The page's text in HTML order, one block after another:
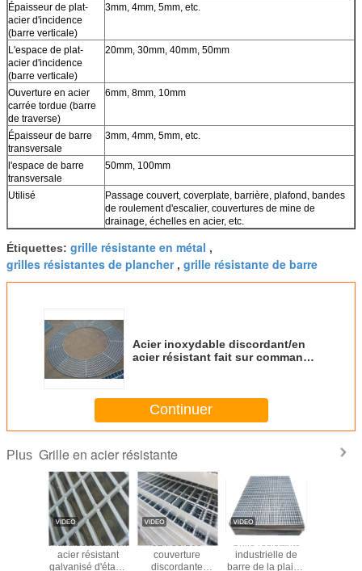
Épaisseur de plat-
acier d'incidence
(barre verticale)
3mm, 4mm, 5mm, etc.
L'espace de plat-
acier d'incidence
(barre verticale)
20mm, 30mm, 40mm, 50mm
Ouverture en acier
carrée tordue (barre
de traverse)
6mm, 8mm, 10mm
Épaisseur de barre
transversale
3mm, 4mm, 5mm, etc.
l'espace de barre
transversale
50mm, 100mm
Utilisé
Passage couvert, coverplate, barrière, plafond, bandes
de roulement d'escalier, couvertures de mine de
drainage, échelles en acier, etc.
Étiquettes: grille résistante en métal ,
grilles résistantes de plancher, grille résistante de barre
Acier inoxydable discordant/en
acier résistant fait sur commande
Continuer
Plus Grille en acier résistante
Plat discordant en
acier résistant
galvanisé d'étape
324/30/100
couverture
discordante
Grille résistante
industrielle de
barre de la plaine